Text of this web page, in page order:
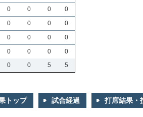
0 0 0
0
0 0 0
0
0 0 0
0
0 0 0
0
0 0 5 5
トップ 試合経過 打席結果・